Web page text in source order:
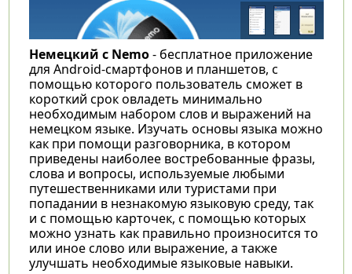
Немецкий с Nemo- бесплатное приложение
для Android-смартфонов и планшетов, с
помощью которого пользователь сможет в
короткий срок овладеть минимально
необходимым набором слов и выражений на
немецком языке. Изучать основы языка можно
как при помощи разговорника, в котором
приведены наиболее востребованные фразы,
слова и вопросы, используемые любыми
путешественниками или туристами при
попадании в незнакомую языковую среду, так
и с помощью карточек, с помощью которых
можно узнать как правильно произносится то
или иное слово или выражение, а также
улучшать необходимые языковые навыки.